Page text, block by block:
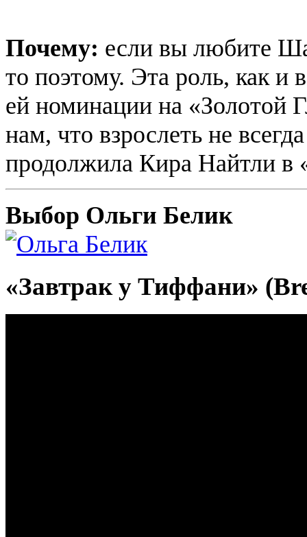
Почему: если вы любите
то поэтому. Эта роль, как и
ей номинации на «Золотой
нам, что взрослеть не
продолжила Кира Найтли в
Выбор Ольги Белик
«Завтрак у Тиффани»